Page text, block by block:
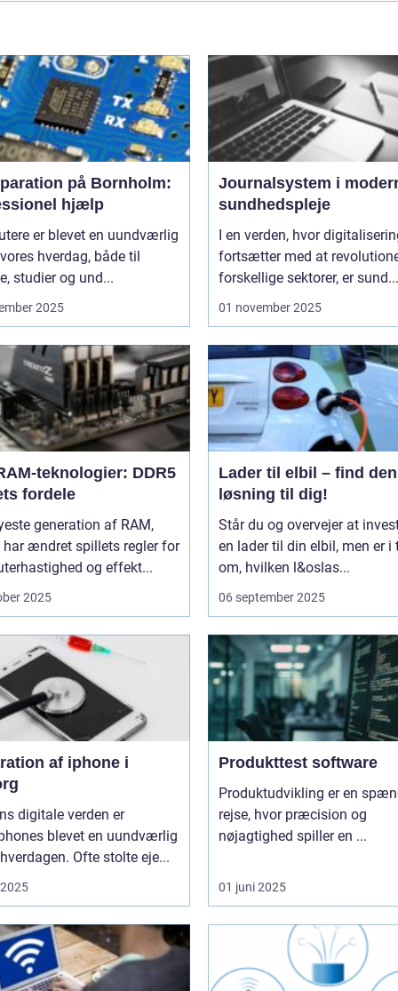
på Bornholm:
hjælp
er blevet en uundværlig
hverdag, både til
studier og und...
2025
Journalsystem i
sundhedspleje
I en verden, hvor
fortsætter med at
forskellige sektorer, er sund...
01 november 2025
teknologier: DDR5
fordele
generation af RAM,
har ændret spillets regler for
og effekt...
2025
Lader til elbil – find
løsning til dig!
Står du og overvejer at
en lader til din elbil, men er i
om, hvilken l&oslas...
06 september 2025
af iphone i
digitale verden er
blevet en uundværlig
Ofte stolte eje...
Produkttest software
Produktudvikling er en
rejse, hvor præcision og
nøjagtighed spiller en ...
01 juni 2025